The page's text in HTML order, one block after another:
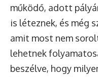
működő, adott
is léteznek, és még
amit most nem
lehetnek
beszélve, hogy